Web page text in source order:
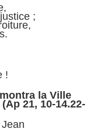
;
!
la Ville
21, 10-14.22-